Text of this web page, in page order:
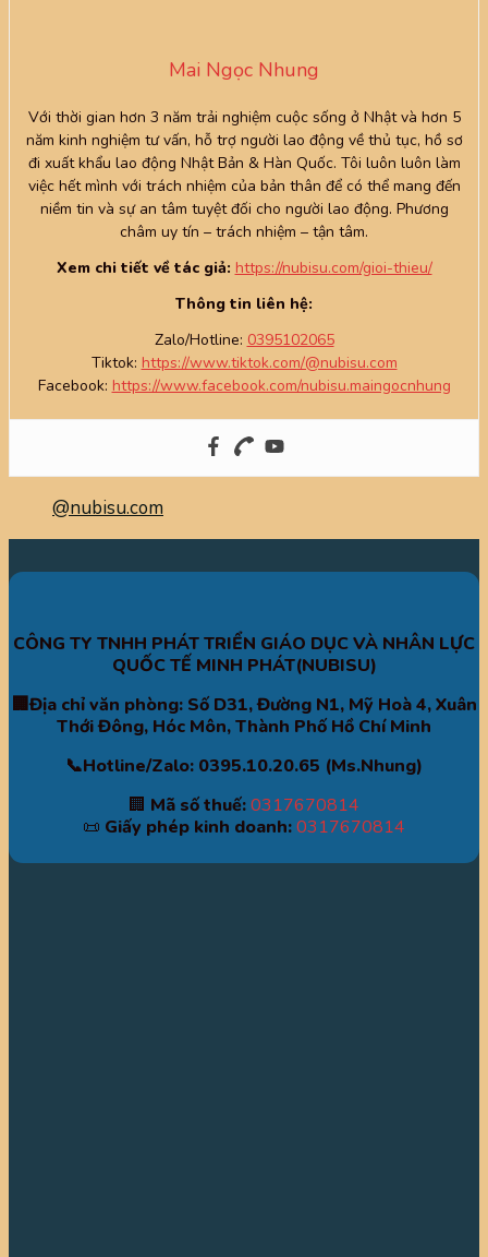
Mai Ngọc Nhung
Với thời gian hơn 3 năm trải nghiệm cuộc sống ở Nhật và hơn 5
năm kinh nghiệm tư vấn, hỗ trợ người lao động về thủ tục, hồ sơ
đi xuất khẩu lao động Nhật Bản & Hàn Quốc. Tôi luôn luôn làm
việc hết mình với trách nhiệm của bản thân để có thể mang đến
niềm tin và sự an tâm tuyệt đối cho người lao động. Phương
châm uy tín – trách nhiệm – tận tâm.
Xem chi tiết về tác giả: https://nubisu.com/gioi-thieu/
Thông tin liên hệ:
Zalo/Hotline: 0395102065
Tiktok: https://www.tiktok.com/@nubisu.com
Facebook: https://www.facebook.com/nubisu.maingocnhung
@nubisu.com
CÔNG TY TNHH PHÁT TRIỂN GIÁO DỤC VÀ NHÂN LỰC
QUỐC TẾ MINH PHÁT(NUBISU)
🏢Địa chỉ văn phòng: Số D31, Đường N1, Mỹ Hoà 4, Xuân
Thới Đông, Hóc Môn, Thành Phố Hồ Chí Minh
📞Hotline/Zalo: 0395.10.20.65 (Ms.Nhung)
🏢 Mã số thuế:0317670814
📜 Giấy phép kinh doanh:0317670814